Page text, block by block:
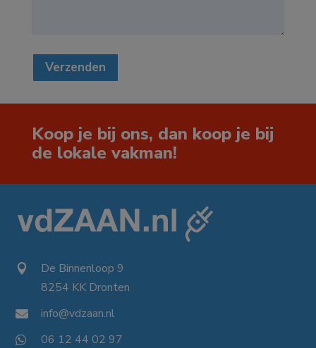
Verzenden
Koop je bij ons, dan koop je bij
de lokale vakman!
 De Binnenloop 9
8254 KK Dronten
 info@vdzaan.nl
 06 12 44 02 97